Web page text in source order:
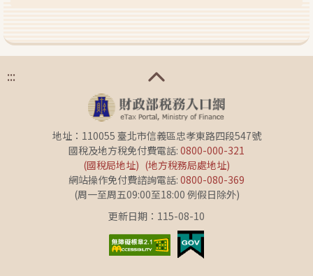
:::
地址：110055 臺北市信義區忠孝東路四段547號
國稅及地方稅免付費電話: 0800-000-321
(國稅局地址) (地方稅務局處地址)
網站操作免付費諮詢電話: 0800-080-369
(周一至周五09:00至18:00 例假日除外)
更新日期：115-08-10